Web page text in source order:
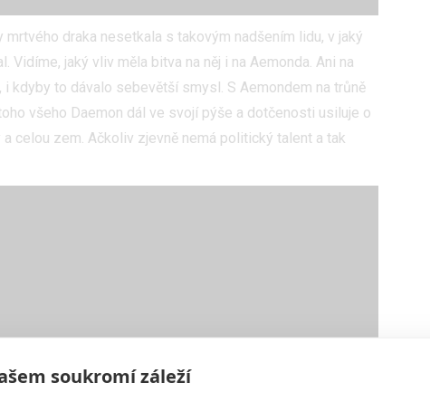
draka nesetkala s takovým nadšením lidu, v jaký
Vidíme, jaký vliv měla bitva na něj i na Aemonda. Ani na
kdyby to dávalo sebevětší smysl. S Aemondem na trůně
všeho Daemon dál ve svojí pýše a dotčenosti usiluje o
celou zem. Ačkoliv zjevně nemá politický talent a tak
soukromí záleží